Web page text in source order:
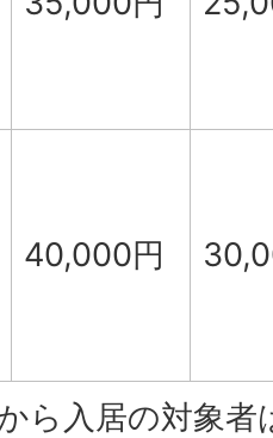
40,000円
ら入居の対象